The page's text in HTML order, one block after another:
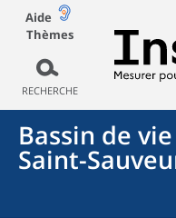
Aide
Thèmes
RECHERCHE
Bassin de
Saint-